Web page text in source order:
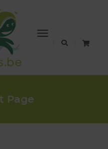
Toggle
Navigation
Page